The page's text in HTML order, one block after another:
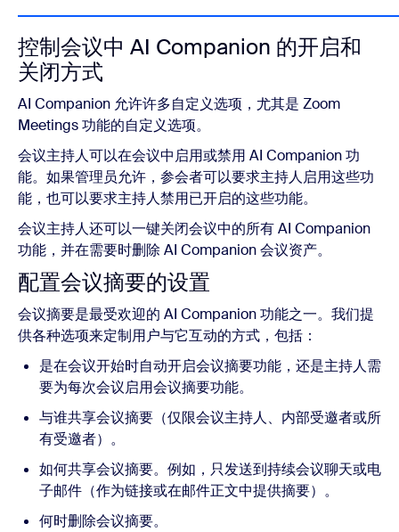
控制会议中 AI Companion 的开启和
关闭方式
AI Companion 允许许多自定义选项，尤其是 Zoom
Meetings 功能的自定义选项。
会议主持人可以在会议中启用或禁用 AI Companion 功
能。如果管理员允许，参会者可以要求主持人启用这些功
能，也可以要求主持人禁用已开启的这些功能。
会议主持人还可以一键关闭会议中的所有 AI Companion
功能，并在需要时删除 AI Companion 会议资产。
配置会议摘要的设置
会议摘要是最受欢迎的 AI Companion 功能之一。我们提
供各种选项来定制用户与它互动的方式，包括：
是在会议开始时自动开启会议摘要功能，还是主持人需
要为每次会议启用会议摘要功能。
与谁共享会议摘要（仅限会议主持人、内部受邀者或所
有受邀者）。
如何共享会议摘要。例如，只发送到持续会议聊天或电
子邮件（作为链接或在邮件正文中提供摘要）。
何时删除会议摘要。